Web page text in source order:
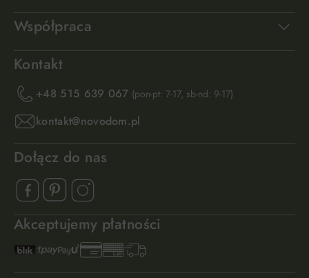
Współpraca
Kontakt
+48 515 639 067 (pon-pt: 7-17, sb-nd: 9-17)
kontakt@novodom.pl
Dołącz do nas
Akceptujemy płatności